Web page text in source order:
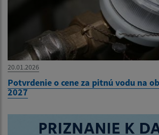
20.01.2026
Potvrdenie o cene za pitnú vodu na
2027